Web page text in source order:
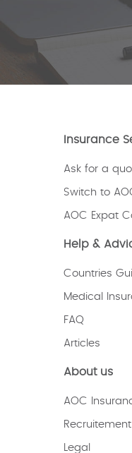
Insurance
Ask for a
Switch to
AOC Expat
Help &
Countries
Medical
FAQ
Articles
About us
AOC
Recruitement
Legal